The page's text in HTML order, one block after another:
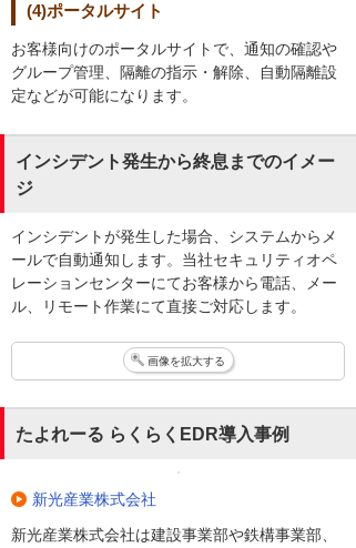
(4)ポータルサイト
お客様向けのポータルサイトで、通知の確認や
グループ管理、隔離の指示・解除、自動隔離設
定などが可能になります。
インシデント発生から終息までのイメー
ジ
インシデントが発生した場合、システムからメ
ールで自動通知します。当社セキュリティオペ
レーションセンターにてお客様から電話、メー
ル、リモート作業にて直接ご対応します。
画像を拡大する
たよれーる らくらくEDR導入事例
新光産業株式会社
新光産業株式会社は建設事業部や鉄構事業部、